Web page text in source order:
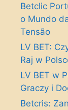
Betclic
o Mundo
Tensão
LV BET:
Raj w
LV BET w
Graczy i
Betcris: